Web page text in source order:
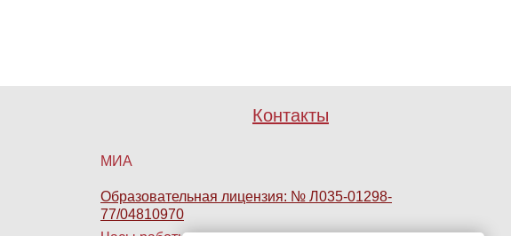
Контакты
МИА
Образовательная лицензия: № Л035-01298-
77/04810970